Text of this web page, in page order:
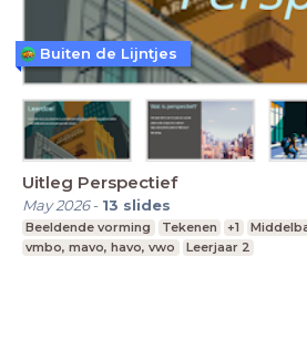
Uitleg Perspectief
May 2026- 13 slides
Beeldende vorming Tekenen +1
vmbo, mavo, havo, vwo
Leerjaar 2
Buiten de Lijntjes